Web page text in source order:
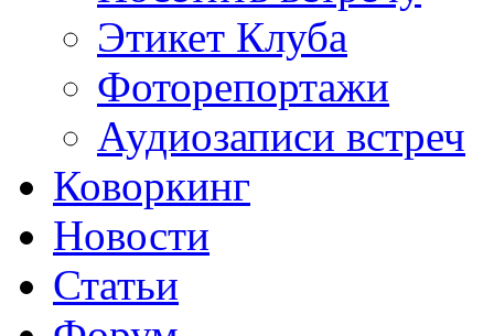
Этикет Клуба
Фоторепортажи
Аудиозаписи встреч
Коворкинг
Новости
Статьи